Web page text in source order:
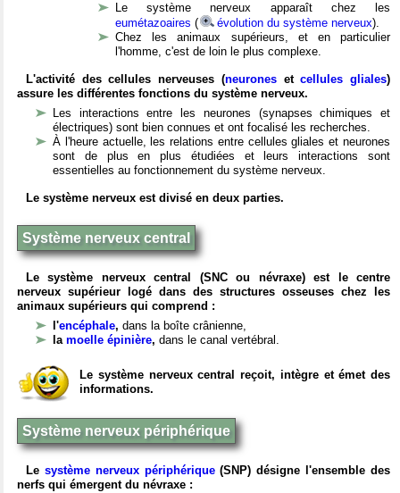
Le système nerveux apparaît chez les
eumétazoaires ( évolution du système nerveux).
Chez les animaux supérieurs, et en particulier
l'homme, c'est de loin le plus complexe.
L'activité des cellules nerveuses (neuronesetcellules gliales)
assure les différentes fonctions du système nerveux.
Les interactions entre les neurones (synapses chimiques et
électriques) sont bien connues et ont focalisé les recherches.
À l'heure actuelle, les relations entre cellules gliales et neurones
sont de plus en plus étudiées et leurs interactions sont
essentielles au fonctionnement du système nerveux.
Le système nerveux est divisé en deux parties.
Système nerveux central
Le système nerveux central (SNC ou névraxe) est le centre
nerveux supérieur logé dans des structures osseuses chez les
animaux supérieurs qui comprend :
l'encéphale, dans la boîte crânienne,
la moelle épinière, dans le canal vertébral.
Le système nerveux central reçoit, intègre et émet des
informations.
Système nerveux périphérique
Le système nerveux périphérique(SNP) désigne l'ensemble des
nerfs qui émergent du névraxe :